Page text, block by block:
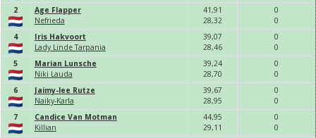
2
Age Flapper
Nefrieda
41,91
28,32
0
0
4
Iris Hakvoort
Lady Linde Tarpania
39,07
28,46
0
0
5
Marian Lunsche
Niki Lauda
39,24
28,70
0
0
6
Jaimy-lee Rutze
Naiky-Karla
39,67
28,95
0
0
7
Candice Van Motman
Killian
44,95
29,11
0
0